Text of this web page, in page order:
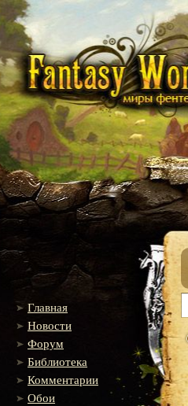
Главная
Новости
Форум
Библиотека
Комментарии
Обои